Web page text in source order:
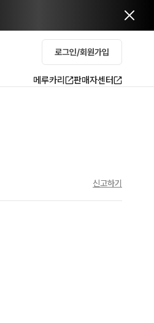
로그인/회원가입
메루카리 판매자센터
신고하기